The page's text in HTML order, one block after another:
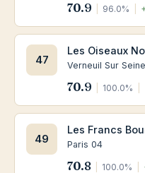
70.9 96.0%
47
Les Oiseaux
Verneuil Sur Seine
70.9 100.0%
49
Les Francs
Paris 04
70.8 100.0%